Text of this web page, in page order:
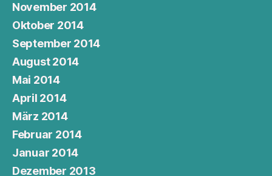
November 2014
Oktober 2014
September 2014
August 2014
Mai 2014
April 2014
März 2014
Februar 2014
Januar 2014
Dezember 2013